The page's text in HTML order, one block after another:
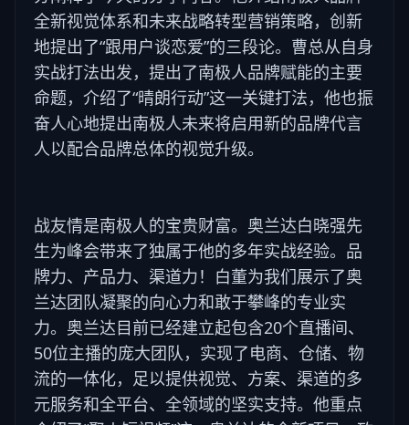
全新视觉体系和未来战略转型营销策略，创新
地提出了“跟用户谈恋爱”的三段论。曹总从自身
实战打法出发，提出了南极人品牌赋能的主要
命题，介绍了“晴朗行动”这一关键打法，他也振
奋人心地提出南极人未来将启用新的品牌代言
人以配合品牌总体的视觉升级。
战友情是南极人的宝贵财富。奥兰达白晓强先
生为峰会带来了独属于他的多年实战经验。品
牌力、产品力、渠道力！白董为我们展示了奥
兰达团队凝聚的向心力和敢于攀峰的专业实
力。奥兰达目前已经建立起包含20个直播间、
50位主播的庞大团队，实现了电商、仓储、物
流的一体化，足以提供视觉、方案、渠道的多
元服务和全平台、全领域的坚实支持。他重点